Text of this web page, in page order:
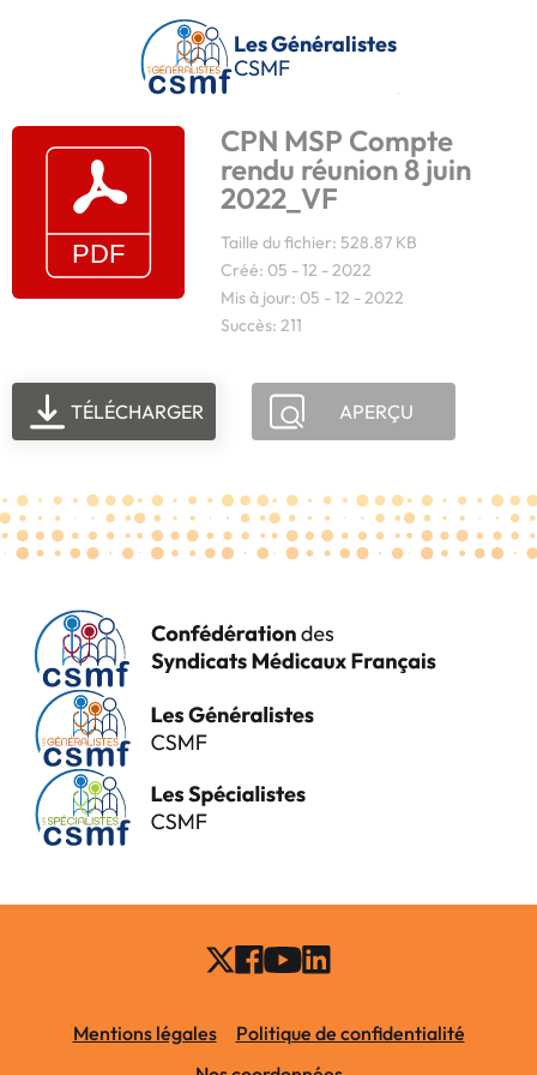
Passer au contenu principal
Les Généralistes
CSMF
CPN MSP Compte
rendu réunion 8 juin
2022_VF
Taille du fichier: 528.87 KB
Créé: 05 - 12 - 2022
Mis à jour: 05 - 12 - 2022
Succès: 211
TÉLÉCHARGER APERÇU
Mentions légales
Politique de confidentialité